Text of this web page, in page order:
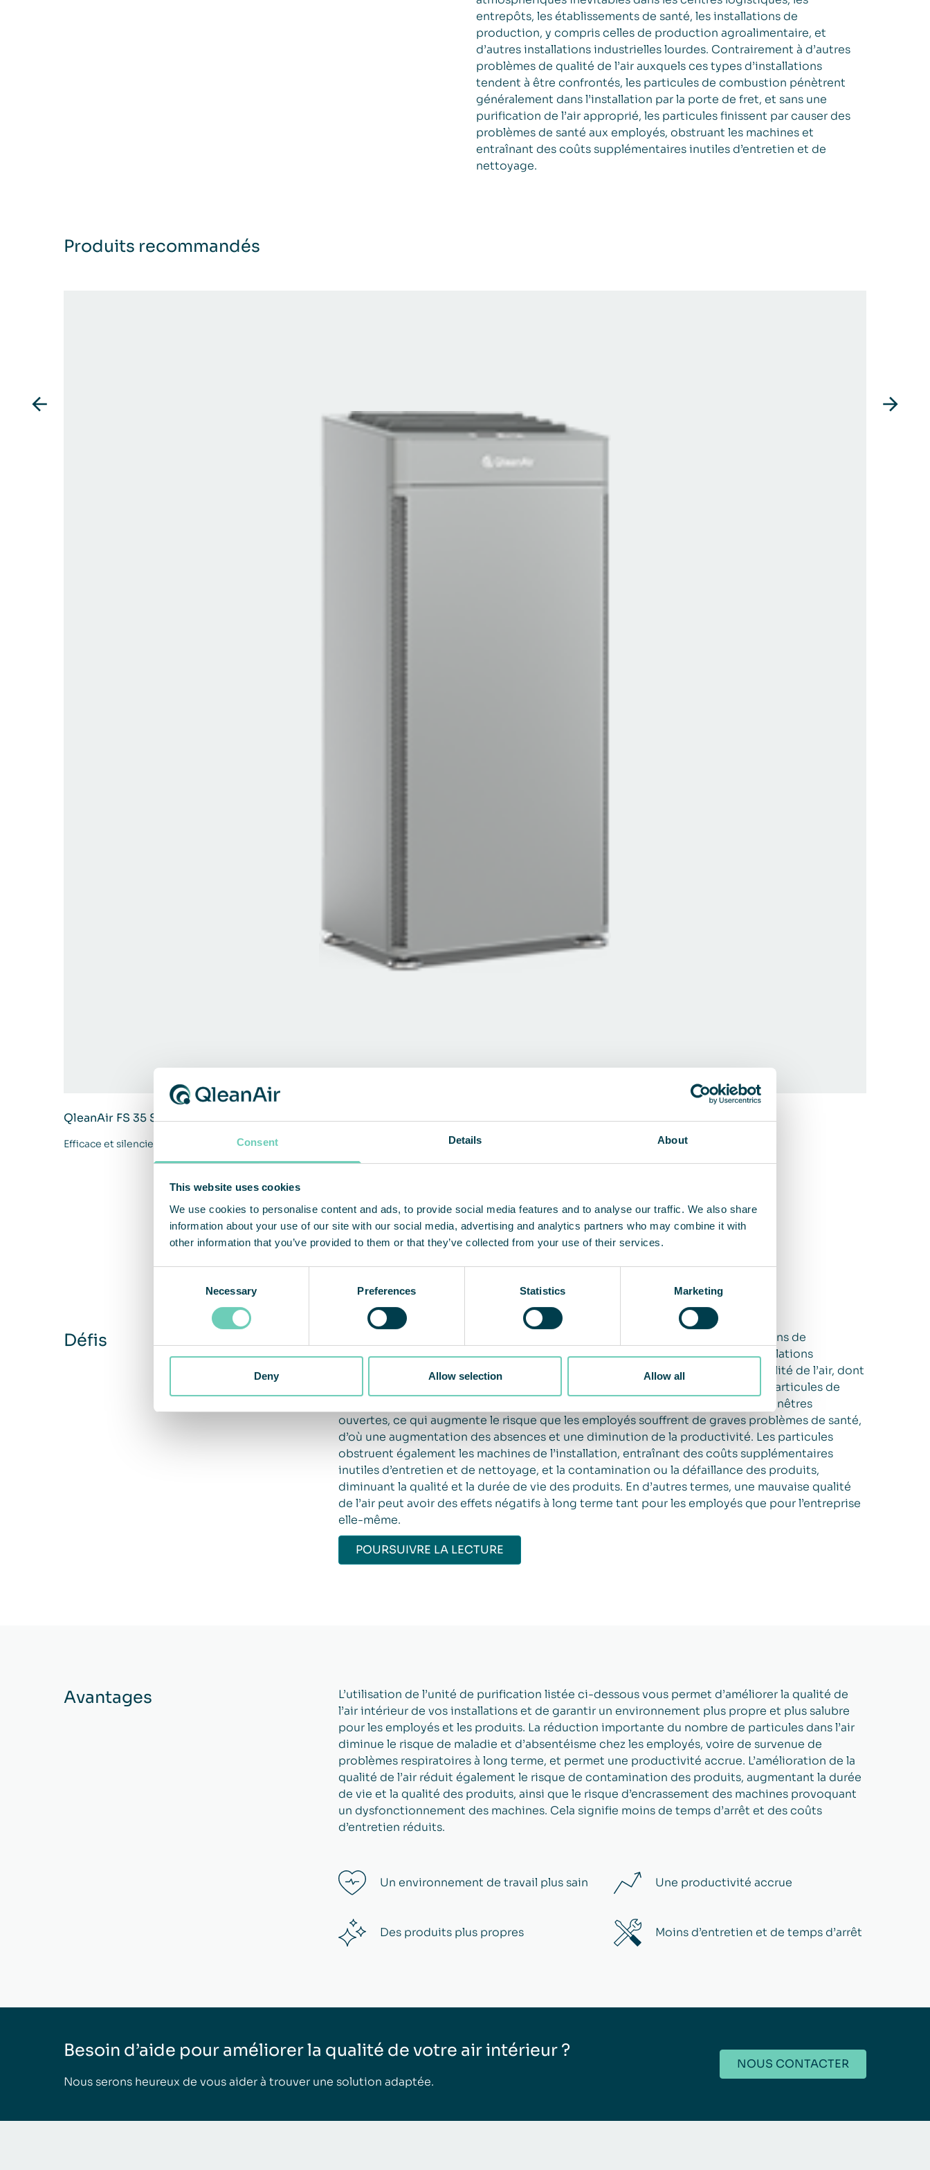
Consent Details About
This website uses cookies
We use cookies to personalise content and ads, to provide social media features and to analyse our traffic. We also share
information about your use of our site with our social media, advertising and analytics partners who may combine it with
other information that you’ve provided to them or that they’ve collected from your use of their services.
Necessary Preferences Statistics Marketing
Deny Allow selection Allow all
entrepôts, les établissements de santé, les installations de
production, y compris celles de production agroalimentaire, et
d’autres installations industrielles lourdes. Contrairement à d’autres
problèmes de qualité de l’air auxquels ces types d’installations
tendent à être confrontés, les particules de combustion pénètrent
généralement dans l’installation par la porte de fret, et sans une
purification de l’air approprié, les particules finissent par causer des
problèmes de santé aux employés, obstruant les machines et
entraînant des coûts supplémentaires inutiles d’entretien et de
nettoyage.
Produits recommandés
QleanAir FS 35 Standard
Efficace et silencieux avec un faible encombrement
Défis
Les centres logistiques et entrepôts, les établissements de santé, les installations de
production, y compris ceux de la production agroalimentaire, et d’autres installations
industrielles lourdes, doivent tous s’attaquer à de nombreux problèmes de qualité de l’air, dont
celui des particules de combustion. De grandes quantités de suie et d’autres particules de
combustion pénètrent dans l’installation par la porte de fret, les portes et les fenêtres
ouvertes, ce qui augmente le risque que les employés souffrent de graves problèmes de santé,
d’où une augmentation des absences et une diminution de la productivité. Les particules
obstruent également les machines de l’installation, entraînant des coûts supplémentaires
inutiles d’entretien et de nettoyage, et la contamination ou la défaillance des produits,
diminuant la qualité et la durée de vie des produits. En d’autres termes, une mauvaise qualité
de l’air peut avoir des effets négatifs à long terme tant pour les employés que pour l’entreprise
elle-même.
POURSUIVRE LA LECTURE
Avantages
L’utilisation de l’unité de purification listée ci-dessous vous permet d’améliorer la qualité de
l’air intérieur de vos installations et de garantir un environnement plus propre et plus salubre
pour les employés et les produits. La réduction importante du nombre de particules dans l’air
diminue le risque de maladie et d’absentéisme chez les employés, voire de survenue de
problèmes respiratoires à long terme, et permet une productivité accrue. L’amélioration de la
qualité de l’air réduit également le risque de contamination des produits, augmentant la durée
de vie et la qualité des produits, ainsi que le risque d’encrassement des machines provoquant
un dysfonctionnement des machines. Cela signifie moins de temps d’arrêt et des coûts
d’entretien réduits.
Un environnement de travail plus sain Une productivité accrue​
Des produits plus propres Moins d’entretien et de temps d’arrêt
Besoin d’aide pour améliorer la qualité de votre air intérieur ?
Nous serons heureux de vous aider à trouver une solution adaptée.
NOUS CONTACTER